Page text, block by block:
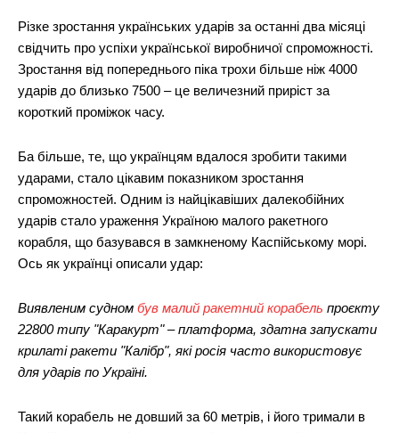
Різке зростання українських ударів за останні два місяці
свідчить про успіхи української виробничої спроможності.
Зростання від попереднього піка трохи більше ніж 4000
ударів до близько 7500 – це величезний приріст за
короткий проміжок часу.
Ба більше, те, що українцям вдалося зробити такими
ударами, стало цікавим показником зростання
спроможностей. Одним із найцікавіших далекобійних
ударів стало ураження Україною малого ракетного
корабля, що базувався в замкненому Каспійському морі.
Ось як українці описали удар:
Виявленим судном був малий ракетний корабель проєкту
22800 типу "Каракурт" – платформа, здатна запускати
крилаті ракети "Калібр", які росія часто використовує
для ударів по Україні.
Такий корабель не довший за 60 метрів, і його тримали в